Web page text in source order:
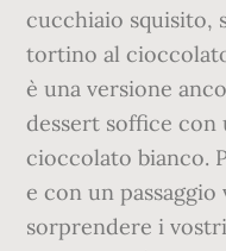
cucchiaio squisito,
tortino al
è una versione
dessert soffice
cioccolato bianco.
e con un
sorprendere i